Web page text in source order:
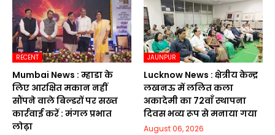
RECENT
Mumbai News : म्हाडा के
लिए आरक्षित मकान नहीं
सौंपने वाले बिल्डरों पर सख्त
कार्रवाई करें : मंगल प्रभात
लोढ़ा
JAUNPUR
Lucknow News : क्षेत्रीय केन्द्र
लखनऊ में ललित कला
अकादेमी का 72वाॅं स्थापना
दिवस भव्य रूप से मनाया गया
August 06, 2026